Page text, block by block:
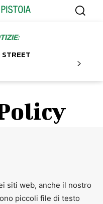
siti web, anche il nostro
piccoli file di testo